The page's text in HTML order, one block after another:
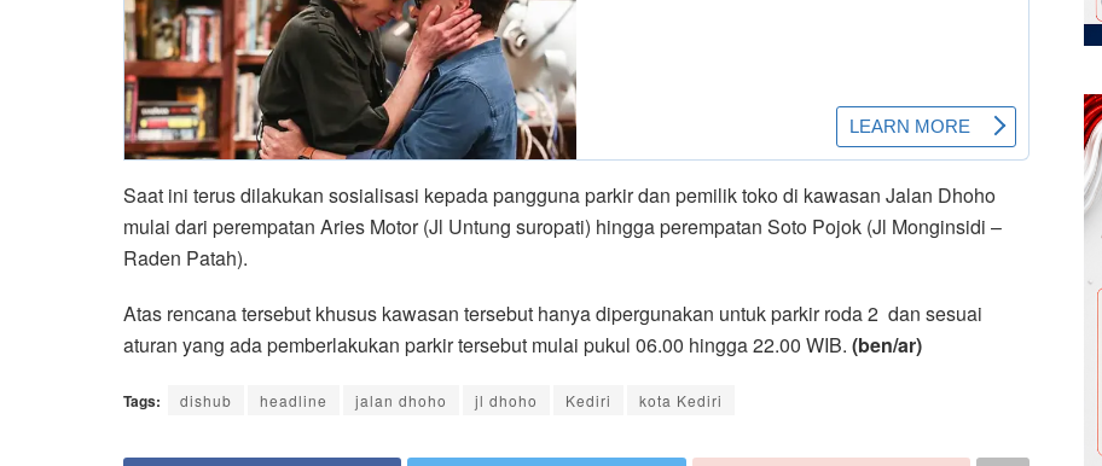
Saat ini terus dilakukan sosialisasi kepada pangguna parkir dan pemilik toko di kawasan Jalan Dhoho
mulai dari perempatan Aries Motor (Jl Untung suropati) hingga perempatan Soto Pojok (Jl Monginsidi –
Raden Patah).
Atas rencana tersebut khusus kawasan tersebut hanya dipergunakan untuk parkir roda 2 dan sesuai
aturan yang ada pemberlakukan parkir tersebut mulai pukul 06.00 hingga 22.00 WIB. (ben/ar)
Tags: dishub headline jalan dhoho jl dhoho Kediri kota Kediri